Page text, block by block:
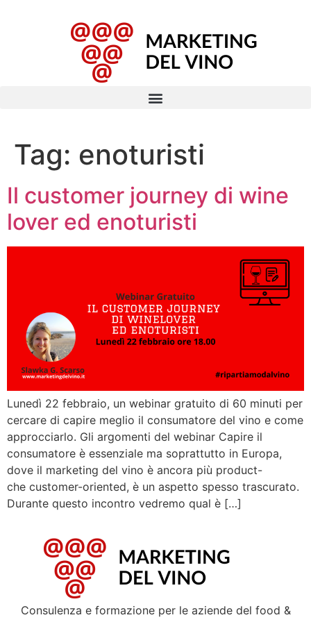
Tag: enoturisti
Il customer journey di wine
lover ed enoturisti
Lunedì 22 febbraio, un webinar gratuito di 60 minuti per
cercare di capire meglio il consumatore del vino e come
approcciarlo. Gli argomenti del webinar Capire il
consumatore è essenziale ma soprattutto in Europa,
dove il marketing del vino è ancora più product-
che customer-oriented, è un aspetto spesso trascurato.
Durante questo incontro vedremo qual è […]
Consulenza e formazione per le aziende del food &